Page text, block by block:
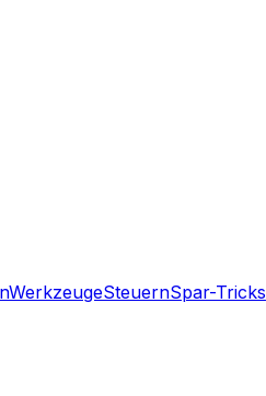
WerkzeugeSteuernSpar-Tricks